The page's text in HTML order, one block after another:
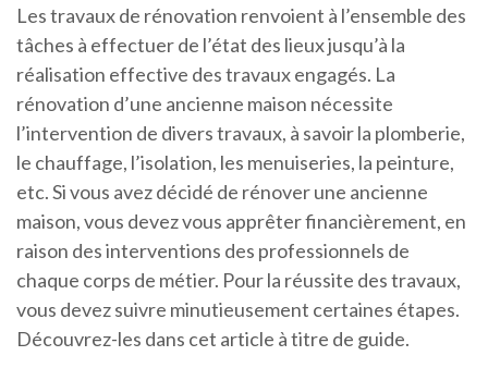
Les travaux de rénovation renvoient à l’ensemble des
tâches à effectuer de l’état des lieux jusqu’à la
réalisation effective des travaux engagés. La
rénovation d’une ancienne maison nécessite
l’intervention de divers travaux, à savoir la plomberie,
le chauffage, l’isolation, les menuiseries, la peinture,
etc. Si vous avez décidé de rénover une ancienne
maison, vous devez vous apprêter financièrement, en
raison des interventions des professionnels de
chaque corps de métier. Pour la réussite des travaux,
vous devez suivre minutieusement certaines étapes.
Découvrez-les dans cet article à titre de guide.